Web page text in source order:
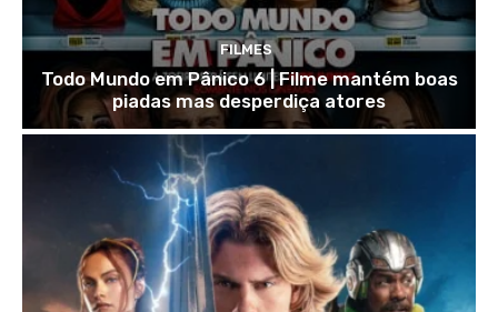
FILMES
Todo Mundo em Pânico 6 | Filme mantém boas
piadas mas desperdiça atores